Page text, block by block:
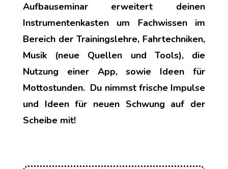
Aufbauseminar erweitert deinen
Instrumentenkasten um Fachwissen im
Bereich der Trainingslehre, Fahrtechniken,
Musik (neue Quellen und Tools), die
Nutzung einer App, sowie Ideen für
Mottostunden. Du nimmst frische Impulse
und Ideen für neuen Schwung auf der
Scheibe mit!